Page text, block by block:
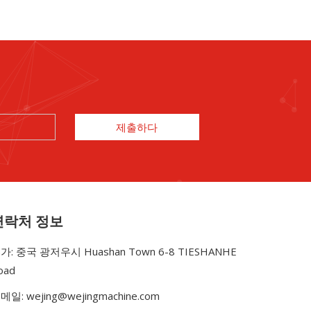
제출하다
락처 정보
: 중국 광저우시 Huashan Town 6-8 TIESHANHE
일: wejing@wejingmachine.com